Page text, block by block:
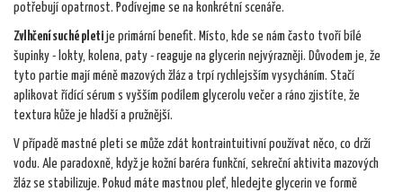
potřebují opatrnost. Podívejme se na konkrétní scenáře.
Zvlhčení suché pleti je primární benefit. Místo, kde se nám často tvoří bílé
šupinky - lokty, kolena, paty - reaguje na glycerin nejvýrazněji. Důvodem je, že
tyto partie mají méně mazových žláz a trpí rychlejsším vysycháním. Stačí
aplikovat řídící sérum s vyšším podílem glycerolu večer a ráno zjistíte, že
textura kůže je hladší a pružnější.
V případě mastné pleti se může zdát kontraintuitivní používat něco, co drží
vodu. Ale paradoxně, když je kožní baréra funkční, sekreční aktivita mazových
žláz se stabilizuje. Pokud máte mastnou pleť, hledejte glycerin ve formě